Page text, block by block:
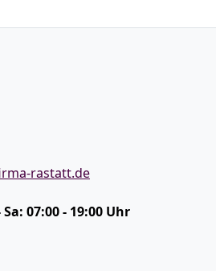
rastatt.de
Sa: 07:00 - 19:00 Uhr